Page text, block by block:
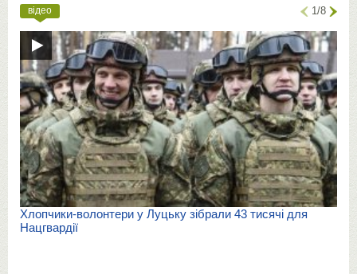
відео 1/8
Хлопчики-волонтери у Луцьку зібрали 43 тисячі для
Нацгвардії